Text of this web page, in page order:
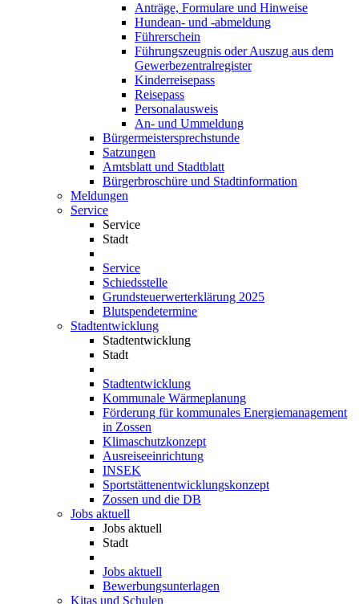
Anträge, Formulare und Hinweise
Hundean- und -abmeldung
Führerschein
Führungszeugnis oder Auszug aus dem
Gewerbezentralregister
Kinderreisepass
Reisepass
Personalausweis
An- und Ummeldung
Bürgermeistersprechstunde
Satzungen
Amtsblatt und Stadtblatt
Bürgerbroschüre und Stadtinformation
Meldungen
Service
Service
Stadt
Service
Schiedsstelle
Grundsteuerwerterklärung 2025
Blutspendetermine
Stadtentwicklung
Stadtentwicklung
Stadt
Stadtentwicklung
Kommunale Wärmeplanung
Förderung für kommunales Energiemanagement
in Zossen
Klimaschutzkonzept
Ausreiseeinrichtung
INSEK
Sportstättenentwicklungskonzept
Zossen und die DB
Jobs aktuell
Jobs aktuell
Stadt
Jobs aktuell
Bewerbungsunterlagen
Kitas und Schulen